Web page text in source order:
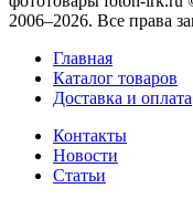
2006–2026. Все права
Главная
Каталог товаров
Доставка и оплата
Контакты
Новости
Статьи